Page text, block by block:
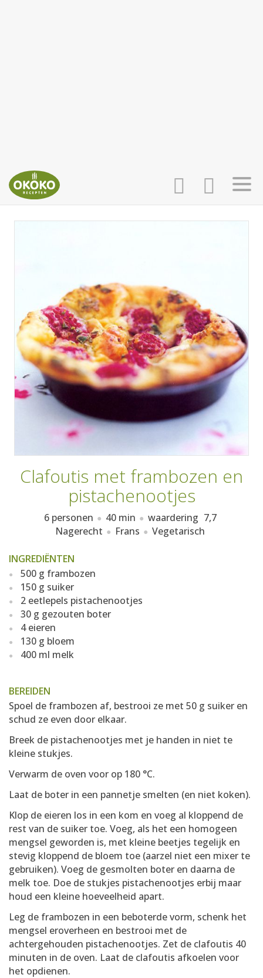
RECEPTEN
WEEKMENU'S
KOOKBOEKEN
Clafoutis met frambozen en
pistachenootjes
6 personen 40 min waardering 7,7
Nagerecht
Frans Vegetarisch
INGREDIËNTEN
500 g frambozen
150 g suiker
2 eetlepels pistachenootjes
30 g gezouten boter
4 eieren
130 g bloem
400 ml melk
BEREIDEN
Spoel de frambozen af, bestrooi ze met 50 g suiker en
schud ze even door elkaar.
Breek de pistachenootjes met je handen in niet te
kleine stukjes.
Verwarm de oven voor op 180 °C.
Laat de boter in een pannetje smelten (en niet koken).
Klop de eieren los in een kom en voeg al kloppend de
rest van de suiker toe. Voeg, als het een homogeen
mengsel geworden is, met kleine beetjes tegelijk en
stevig kloppend de bloem toe (aarzel niet een mixer te
gebruiken). Voeg de gesmolten boter en daarna de
melk toe. Doe de stukjes pistachenootjes erbij maar
houd een kleine hoeveelheid apart.
Leg de frambozen in een beboterde vorm, schenk het
mengsel eroverheen en bestrooi met de
achtergehouden pistachenootjes. Zet de clafoutis 40
minuten in de oven. Laat de clafoutis afkoelen voor
het opdienen.